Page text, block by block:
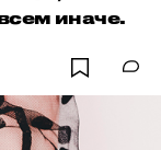
иначе.